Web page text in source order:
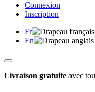
Connexion
Inscription
Fr
En
Livraison gratuite avec